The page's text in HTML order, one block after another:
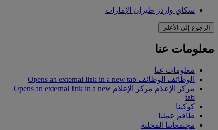
سكاي واردز طيران الإمارات
الرجوع إلى الأعلى
معلومات عنا
معلومات عنا
الوظائف الوظائف Opens an external link in a new tab
مركز الإعلام
مركز الإعلام Opens an external link in a new
tab
كوكبنا
طاقم عملنا
مجتمعاتنا المحلية